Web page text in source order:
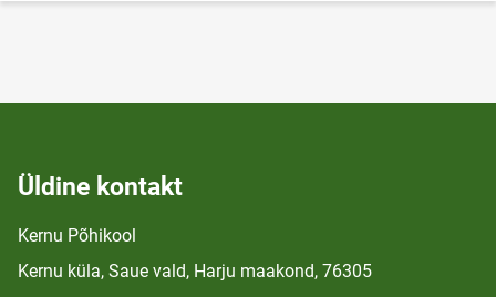
Üldine kontakt
Kernu Põhikool
Kernu küla, Saue vald, Harju maakond, 76305